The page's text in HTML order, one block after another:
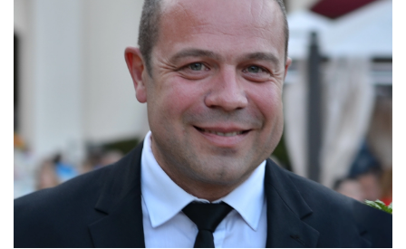
v.vasilev@flagman.bg
Катя
Касабова,
еmail:
k.kassabova@flagman.bg